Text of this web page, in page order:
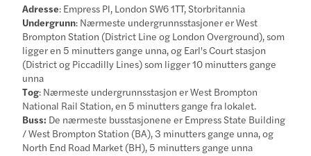
Adresse: Empress Pl, London SW6 1TT, Storbritannia
Undergrunn: Nærmeste undergrunnsstasjoner er West
Brompton Station (District Line og London Overground), som
ligger en 5 minutters gange unna, og Earl's Court stasjon
(District og Piccadilly Lines) som ligger 10 minutters gange
unna
Tog: Nærmeste undergrunnsstasjon er West Brompton
National Rail Station, en 5 minutters gange fra lokalet.
Buss: De nærmeste busstasjonene er Empress State Building
/ West Brompton Station (BA), 3 minutters gange unna, og
North End Road Market (BH), 5 minutters gange unna